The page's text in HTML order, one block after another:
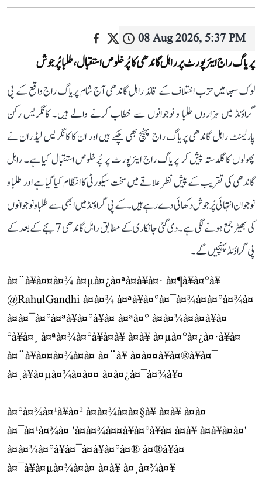
08 Aug 2026, 5:37 PM
پریاگ راج ایئرپورٹ پر راہل گاندھی کا پُرخلوص استقبال، طلبا پُرجوش
لوک سبھا میں حزب اختلاف کے قائد راہل گاندھی آج شام پریاگ راج واقع کے پی
گراؤنڈ میں ہزاروں طلبا و نوجوانوں سے خطاب کرنے والے ہیں۔ کانگریس رکن
پارلیمنٹ راہل گاندھی پریاگ راج پہنچ بھی چکے ہیں اور ان کا کانگریس لیڈران نے
پھولوں کا گلدستہ پیش کر پریاگ راج ایئرپورٹ پر پُرخلوص استقبال کیا ہے۔ راہل
گاندھی کی تقریب کے پیش نظر علاقے میں سخت سیکورٹی کا انتظام کیا گیا ہے اور طلبا و
نوجوان انتہائی پُرجوش دکھائی دے رہے ہیں۔ کے پی گراؤنڈ میں ابھی سے طلبا و نوجوانوں
کی بھیڑ جمع ہونے لگی ہے۔ دی گئی جانکاری کے مطابق راہل گاندھی 7 بجے کے بعد کے
پی گراؤنڈ پہنچیں گے۔
à¤¨à¥à¤¤à¤¾ à¤µà¤¿à¤ªà¤à¥à¤· à¤¶à¥à¤°à¥
@RahulGandhi à¤à¤¾ à¤ªà¥à¤°à¤¯à¤¾à¤à¤°à¤¾à¤
à¤à¤¯à¤°à¤ªà¥à¤°à¥à¤ à¤ªà¤° à¤à¤¾à¤à¤à¥à¤
°à¥à¤¸ à¤ªà¤¾à¤°à¥à¤à¥ à¤à¥ à¤µà¤°à¤¿à¤·à¥à¤
à¤¨à¥à¤¤à¤¾à¤à¤ à¤¨à¥ à¤à¤¤à¥à¤®à¥à¤¯
à¤¸à¥à¤µà¤¾à¤à¤¤ à¤à¤¿à¤¯à¤¾à¥¤
à¤°à¤¾à¤¹à¥à¤² à¤à¤¾à¤à¤§à¥ à¤à¥ à¤à¤
à¤¯à¤¹à¤¾à¤ 'à¤à¤¾à¤¤à¥à¤°à¥à¤ à¤à¥ à¤à¥à¤à¤'
à¤à¤¾à¤°à¥à¤¯à¤à¥à¤°à¤® à¤®à¥à¤
à¤¯à¥à¤µà¤¾à¤à¤ à¤à¥ à¤¸à¤¾à¤¥